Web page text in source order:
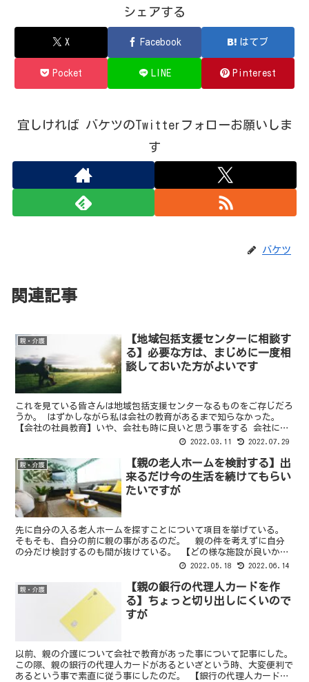
シェアする
X Facebook はてブ
Pocket LINE Pinterest
宜しければ バケツのTwitterフォローお願いしま
す
バケツ
関連記事
親・介護
【地域包括支援センターに相談す
る】必要な方は、まじめに一度相
談しておいた方がよいです
これを見ている皆さんは地域包括支援センターなるものをご存じだろ
うか。 はずかしながら私は会社の教育があるまで知らなかった。
【会社の社員教育】いや、会社も時に良いと思う事をする 会社にお
いて介護教育なるものがある。 どうやら昔からあった教育...
2022.03.11 2022.07.29
親・介護
【親の老人ホームを検討する】出
来るだけ今の生活を続けてもらい
たいですが
先に自分の入る老人ホームを探すことについて項目を挙げている。
そもそも、自分の前に親の事があるのだ。 親の件を考えずに自分
の分だけ検討するのも間が抜けている。 【どの様な施設が良いか】
そもそも本気でどんな施設の種類があるかを学ぶ必要がある...
2022.05.18 2022.06.14
親・介護
【親の銀行の代理人カードを作
る】ちょっと切り出しにくいので
すが
以前、親の介護について会社で教育があった事について記事にした。
この際、親の銀行の代理人カードがあるといざという時、大変便利で
あるという事で素直に従う事にしたのだ。 【銀行の代理人カード】